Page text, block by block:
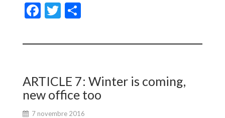
F
e
o
o
k
T
itt ta
er
ARTICLE 7: Winter is coming,
new office too
7 novembre 2016